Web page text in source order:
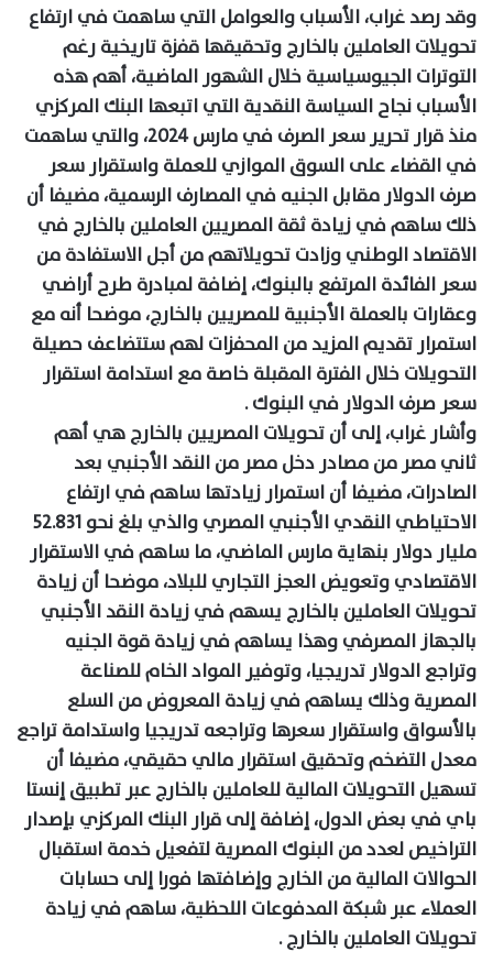
وقد رصد غراب، الأسباب والعوامل التي ساهمت في ارتفاع
تحويلات العاملين بالخارج وتحقيقها قفزة تاريخية رغم
التوترات الجيوسياسية خلال الشهور الماضية، أهم هذه
الأسباب نجاح السياسة النقدية التي اتبعها البنك المركزي
منذ قرار تحرير سعر الصرف في مارس 2024، والتي ساهمت
في القضاء على السوق الموازي للعملة واستقرار سعر
صرف الدولار مقابل الجنيه في المصارف الرسمية، مضيفا أن
ذلك ساهم في زيادة ثقة المصريين العاملين بالخارج في
الاقتصاد الوطني وزادت تحويلاتهم من أجل الاستفادة من
سعر الفائدة المرتفع بالبنوك، إضافة لمبادرة طرح أراضي
وعقارات بالعملة الأجنبية للمصريين بالخارج، موضحا أنه مع
استمرار تقديم المزيد من المحفزات لهم ستتضاعف حصيلة
التحويلات خلال الفترة المقبلة خاصة مع استدامة استقرار
سعر صرف الدولار في البنوك .
وأشار غراب، إلى أن تحويلات المصريين بالخارج هي أهم
ثاني مصر من مصادر دخل مصر من النقد الأجنبي بعد
الصادرات، مضيفا أن استمرار زيادتها ساهم في ارتفاع
الاحتياطي النقدي الأجنبي المصري والذي بلغ نحو 52.831
مليار دولار بنهاية مارس الماضي، ما ساهم في الاستقرار
الاقتصادي وتعويض العجز التجاري للبلاد، موضحا أن زيادة
تحويلات العاملين بالخارج يسهم في زيادة النقد الأجنبي
بالجهاز المصرفي وهذا يساهم في زيادة قوة الجنيه
وتراجع الدولار تدريجيا، وتوفير المواد الخام للصناعة
المصرية وذلك يساهم في زيادة المعروض من السلع
بالأسواق واستقرار سعرها وتراجعه تدريجيا واستدامة تراجع
معدل التضخم وتحقيق استقرار مالي حقيقي، مضيفا أن
تسهيل التحويلات المالية للعاملين بالخارج عبر تطبيق إنستا
باي في بعض الدول، إضافة إلى قرار البنك المركزي بإصدار
التراخيص لعدد من البنوك المصرية لتفعيل خدمة استقبال
الحوالات المالية من الخارج وإضافتها فورا إلى حسابات
العملاء عبر شبكة المدفوعات اللحظية، ساهم في زيادة
تحويلات العاملين بالخارج .